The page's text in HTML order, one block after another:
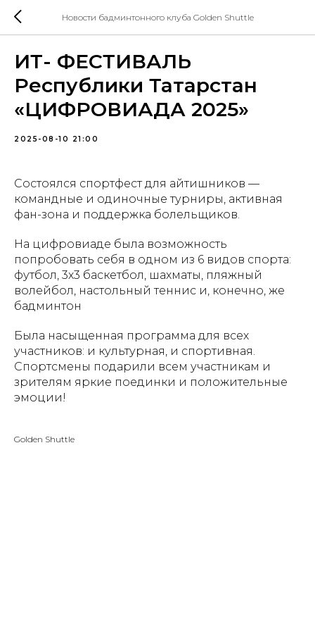
Новости бадминтонного клуба Golden Shuttle
ИТ- ФЕСТИВАЛЬ
Республики Татарстан
«ЦИФРОВИАДА 2025»
2025-08-10 21:00
Состоялся спортфест для айтишников —
командные и одиночные турниры, активная
фан-зона и поддержка болельщиков.
На цифровиаде была возможность
попробовать себя в одном из 6 видов спорта:
футбол, 3х3 баскетбол, шахматы, пляжный
волейбол, настольный теннис и, конечно, же
бадминтон
Была насыщенная программа для всех
участников: и культурная, и спортивная.
Спортсмены подарили всем участникам и
зрителям яркие поединки и положительные
эмоции!
Golden Shuttle